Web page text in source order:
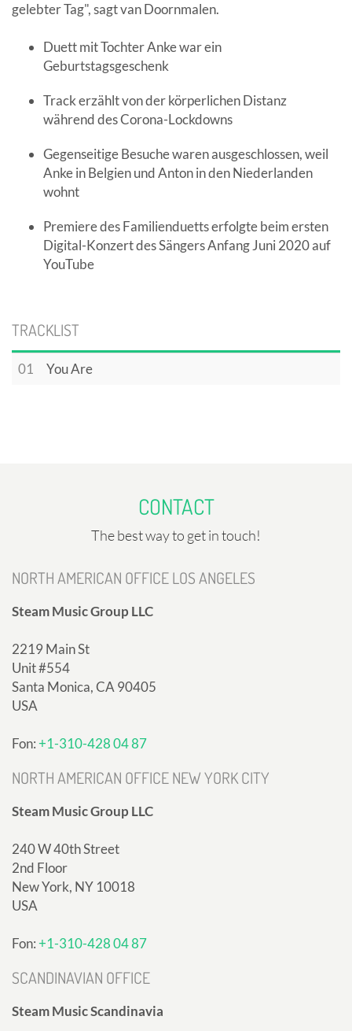
gelebter Tag", sagt van Doornmalen.
Duett mit Tochter Anke war ein
Geburtstagsgeschenk
Track erzählt von der körperlichen Distanz
während des Corona-Lockdowns
Gegenseitige Besuche waren ausgeschlossen, weil
Anke in Belgien und Anton in den Niederlanden
wohnt
Premiere des Familienduetts erfolgte beim ersten
Digital-Konzert des Sängers Anfang Juni 2020 auf
YouTube
TRACKLIST
01 You Are
CONTACT
The best way to get in touch!
NORTH AMERICAN OFFICE LOS ANGELES
Steam Music Group LLC
2219 Main St
Unit #554
Santa Monica, CA 90405
USA
Fon:+1-310-428 04 87
NORTH AMERICAN OFFICE NEW YORK CITY
Steam Music Group LLC
240 W 40th Street
2nd Floor
New York, NY 10018
USA
Fon:+1-310-428 04 87
SCANDINAVIAN OFFICE
Steam Music Scandinavia